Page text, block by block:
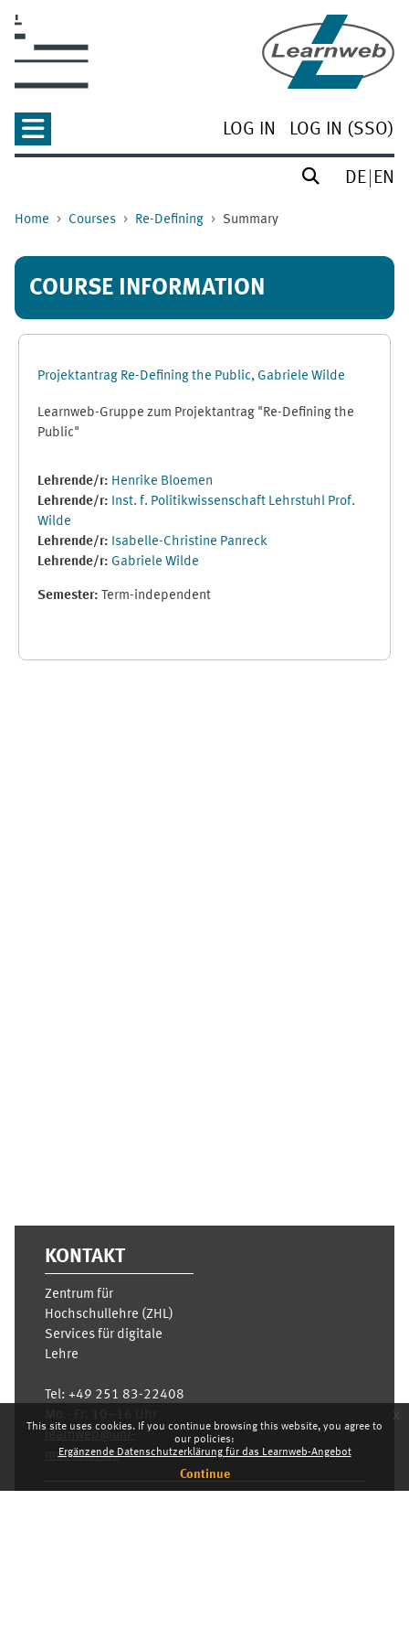
This site uses cookies. If you continue browsing this website, you agree to
our policies:
Ergänzende Datenschutzerklärung für das Learnweb-Angebot
Continue
x
LOG IN LOG IN (SSO)
DE EN
Home Courses Re-Defining Summary
COURSE INFORMATION
Projektantrag Re-Defining the Public, Gabriele Wilde
Learnweb-Gruppe zum Projektantrag "Re-Defining the
Public"
Lehrende/r: Henrike Bloemen
Lehrende/r: Inst. f. Politikwissenschaft Lehrstuhl Prof.
Wilde
Lehrende/r: Isabelle-Christine Panreck
Lehrende/r: Gabriele Wilde
Semester: Term-independent
KONTAKT
Zentrum für
Hochschullehre (ZHL)
Services für digitale
Lehre
Tel: +49 251 83-22408
muenster.de